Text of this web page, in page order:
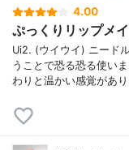
4.00
ぷっくりリップメ
Ui2. (ウイウイ) ニード
うことで恐る恐る使い
わりと温かい感覚があ